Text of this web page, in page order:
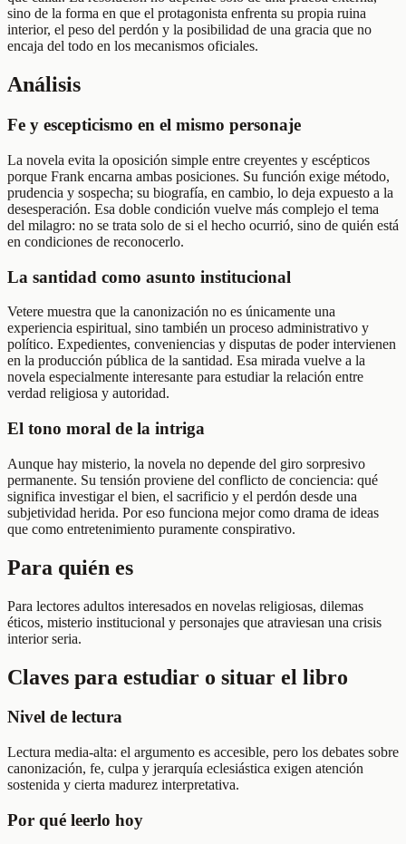
sino de la forma en que el protagonista enfrenta su propia ruina
interior, el peso del perdón y la posibilidad de una gracia que no
encaja del todo en los mecanismos oficiales.
Análisis
Fe y escepticismo en el mismo personaje
La novela evita la oposición simple entre creyentes y escépticos
porque Frank encarna ambas posiciones. Su función exige método,
prudencia y sospecha; su biografía, en cambio, lo deja expuesto a la
desesperación. Esa doble condición vuelve más complejo el tema
del milagro: no se trata solo de si el hecho ocurrió, sino de quién está
en condiciones de reconocerlo.
La santidad como asunto institucional
Vetere muestra que la canonización no es únicamente una
experiencia espiritual, sino también un proceso administrativo y
político. Expedientes, conveniencias y disputas de poder intervienen
en la producción pública de la santidad. Esa mirada vuelve a la
novela especialmente interesante para estudiar la relación entre
verdad religiosa y autoridad.
El tono moral de la intriga
Aunque hay misterio, la novela no depende del giro sorpresivo
permanente. Su tensión proviene del conflicto de conciencia: qué
significa investigar el bien, el sacrificio y el perdón desde una
subjetividad herida. Por eso funciona mejor como drama de ideas
que como entretenimiento puramente conspirativo.
Para quién es
Para lectores adultos interesados en novelas religiosas, dilemas
éticos, misterio institucional y personajes que atraviesan una crisis
interior seria.
Claves para estudiar o situar el libro
Nivel de lectura
Lectura media-alta: el argumento es accesible, pero los debates sobre
canonización, fe, culpa y jerarquía eclesiástica exigen atención
sostenida y cierta madurez interpretativa.
Por qué leerlo hoy